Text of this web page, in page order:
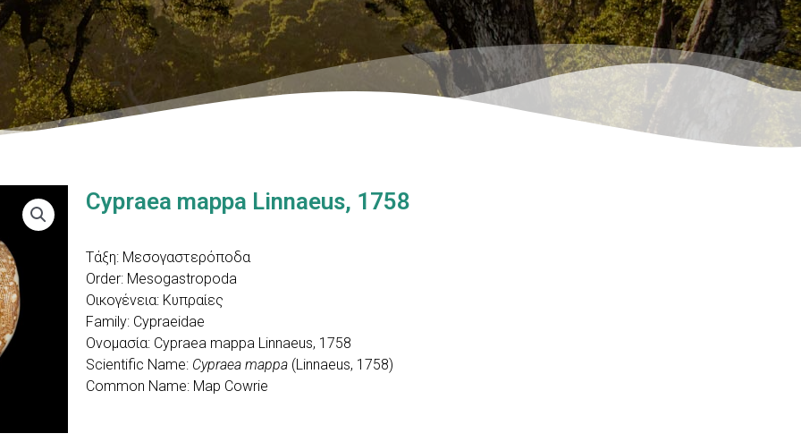
Cypraea mappa Linnaeus, 1758
Τάξη: Mεσογαστερόποδα
Order: Mesogastropoda
Οικογένεια: Κυπραίες
Family: Cypraeidae
Ονομασία: Cypraea mappa Linnaeus, 1758
Scientific Name: Cypraea mappa (Linnaeus, 1758)
Common Name: Map Cowrie